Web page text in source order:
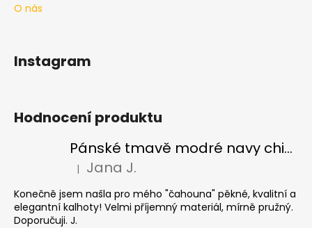
O nás
Instagram
Hodnocení produktu
Pánské tmavě modré navy chinos Ed Baxter, prodloužené
Hodnocení produktu je 5 z 5 hvězdiček.
| Jana J.
Konečně jsem našla pro mého "čahouna" pěkné, kvalitní a
elegantní kalhoty! Velmi příjemný materiál, mírně pružný.
Doporučuji. J.